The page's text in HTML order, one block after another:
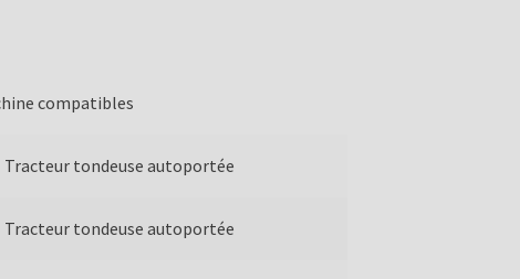
compatibles
Tracteur tondeuse autoportée
Tracteur tondeuse autoportée